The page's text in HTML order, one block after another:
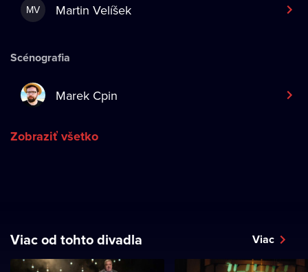
MV Martin Velíšek
Scénografia
Marek Cpin
Zobraziť všetko
Viac od tohto divadla Viac